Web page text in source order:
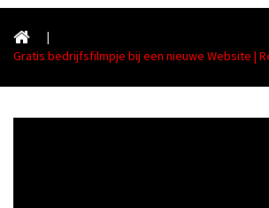
|
Gratis bedrijfsfilmpje bij een nieuwe Website |